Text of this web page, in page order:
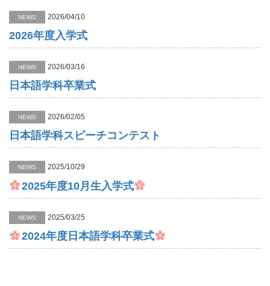
NEWS 2026/04/10
2026年度入学式
NEWS 2026/03/16
日本語学科卒業式
NEWS 2026/02/05
日本語学科スピーチコンテスト
NEWS 2025/10/29
2025年度10月生入学式
NEWS 2025/03/25
2024年度日本語学科卒業式